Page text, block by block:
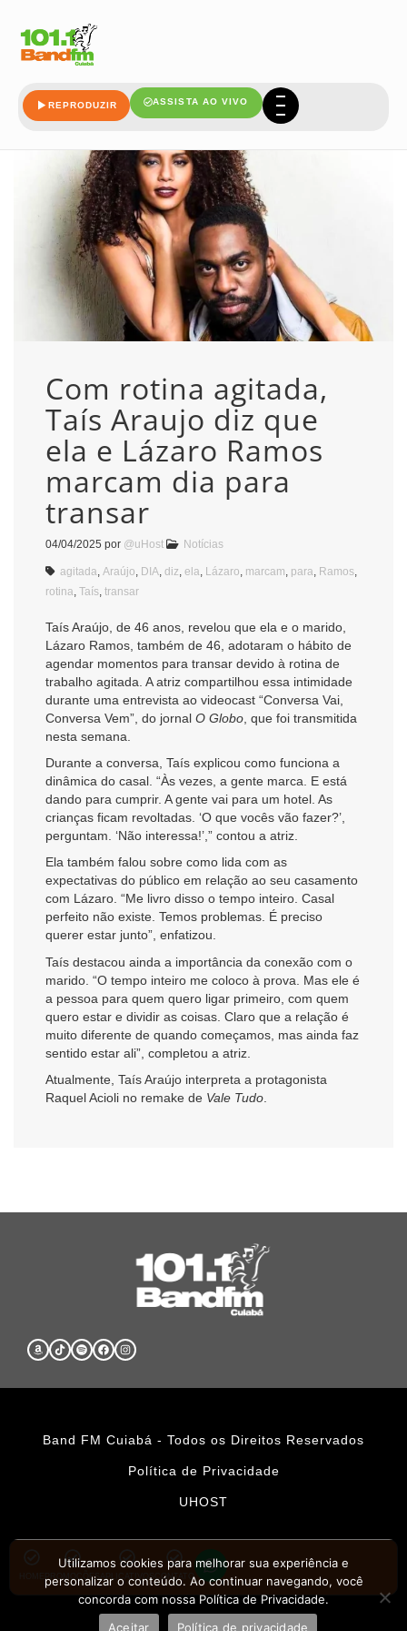
REPRODUZIR ASSISTA AO VIVO
Com rotina agitada,
Taís Araujo diz que
ela e Lázaro Ramos
marcam dia para
transar
04/04/2025 por @uHost Notícias
agitada Araújo DIA diz ela Lázaro marcam para Ramos
rotina Taís transar
Taís Araújo, de 46 anos, revelou que ela e o marido,
Lázaro Ramos, também de 46, adotaram o hábito de
agendar momentos para transar devido à rotina de
trabalho agitada. A atriz compartilhou essa intimidade
durante uma entrevista ao videocast “Conversa Vai,
Conversa Vem”, do jornal O Globo , que foi transmitida
nesta semana.
Durante a conversa, Taís explicou como funciona a
dinâmica do casal. “Às vezes, a gente marca. E está
dando para cumprir. A gente vai para um hotel. As
crianças ficam revoltadas. ‘O que vocês vão fazer?’,
perguntam. ‘Não interessa!’,” contou a atriz.
Ela também falou sobre como lida com as
expectativas do público em relação ao seu casamento
com Lázaro. “Me livro disso o tempo inteiro. Casal
perfeito não existe. Temos problemas. É preciso
querer estar junto”, enfatizou.
Taís destacou ainda a importância da conexão com o
marido. “O tempo inteiro me coloco à prova. Mas ele é
a pessoa para quem quero ligar primeiro, com quem
quero estar e dividir as coisas. Claro que a relação é
muito diferente de quando começamos, mas ainda faz
sentido estar ali”, completou a atriz.
Atualmente, Taís Araújo interpreta a protagonista
Raquel Acioli no remake de Vale Tudo
Band FM Cuiabá - Todos os Direitos Reservados
Política de Privacidade
UHOST
PROMOÇÕESAPLICATIVOS CONTATO
Utilizamos cookies para melhorar sua experiência e
personalizar o conteúdo. Ao continuar navegando, você
concorda com nossa Política de Privacidade.
Aceitar
Política de privacidade